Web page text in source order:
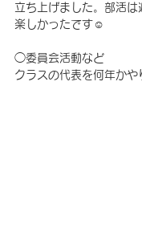
立ち上げました。部活は
楽しかったです☺︎
◯委員会活動など
クラスの代表を何年かや